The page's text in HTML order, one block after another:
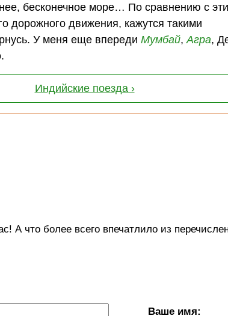
бесконечное море… По сравнению с
дорожного движения, кажутся такими
У меня еще впередиМумбай,Агра,
Индийские поезда ›
А что более всего впечатлило из
Ваше имя: